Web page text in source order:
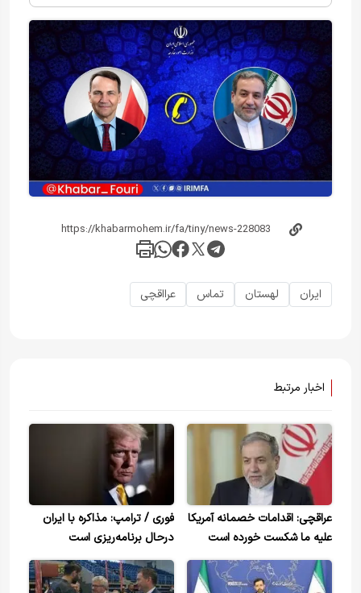
ایران لهستان تماس عرااقچی
اخبار مرتبط
عراقچی: اقدامات خصمانه آمریکا
علیه ما شکست خورده است
فوری / ترامپ: مذاکره با ایران
در‌حال برنامه‌ریزی است